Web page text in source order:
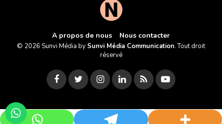
A propos de nous Nous contacter
© 2026 Sunvi Média by Sunvi Média Communication. Tout droit
réservé